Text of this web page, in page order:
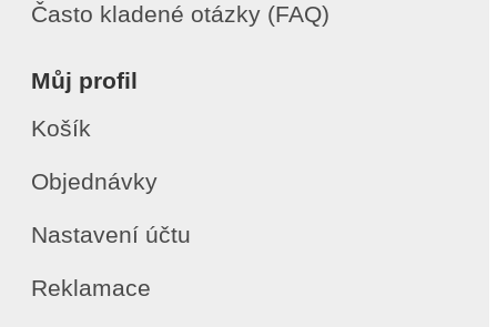
Často kladené otázky (FAQ)
Můj profil
Košík
Objednávky
Nastavení účtu
Reklamace